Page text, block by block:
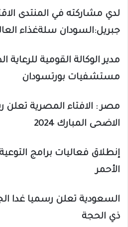
لدي مشاركته في المنتدى
جبريل:السودان سلةغذاء
مدير الوكالة القومية للرعاية
مستشفيات بورتسودان
مصر : الافتاء المصرية تعلن
الاضحى المبارك 2024
إنطلاق فعاليات برامج التوعية
الأحمر
السعودية تعلن رسميا غدا
ذي الحجة